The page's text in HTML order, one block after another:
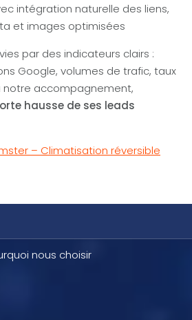
intégration naturelle des liens,
et images optimisées
par des indicateurs clairs :
Google, volumes de trafic, taux
notre accompagnement,
hausse de ses leads
– Climatisation réversible
nous choisir